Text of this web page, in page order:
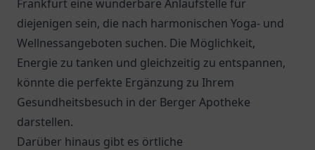
Frankfurt eine wunderbare Anlaufstelle für
diejenigen sein, die nach harmonischen Yoga- und
Wellnessangeboten suchen. Die Möglichkeit,
Energie zu tanken und gleichzeitig zu entspannen,
könnte die perfekte Ergänzung zu Ihrem
Gesundheitsbesuch in der Berger Apotheke
darstellen.
Darüber hinaus gibt es örtliche